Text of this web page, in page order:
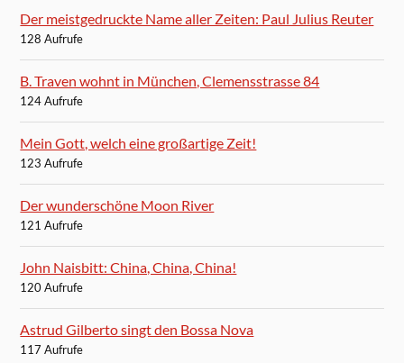
Der meistgedruckte Name aller Zeiten: Paul Julius Reuter
128 Aufrufe
B. Traven wohnt in München, Clemensstrasse 84
124 Aufrufe
Mein Gott, welch eine großartige Zeit!
123 Aufrufe
Der wunderschöne Moon River
121 Aufrufe
John Naisbitt: China, China, China!
120 Aufrufe
Astrud Gilberto singt den Bossa Nova
117 Aufrufe